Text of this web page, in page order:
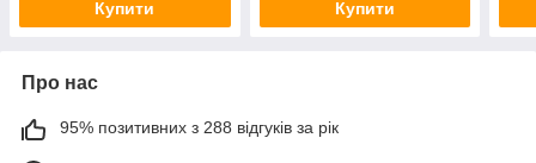
Купити Купити
Про нас
95% позитивних з 288 відгуків за рік